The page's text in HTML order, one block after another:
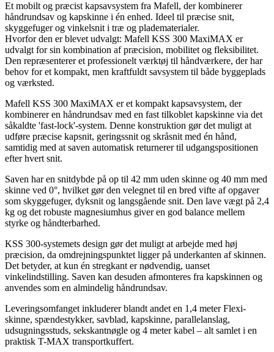
Et mobilt og præcist kapsavsystem fra Mafell, der kombinerer
håndrundsav og kapskinne i én enhed. Ideel til præcise snit,
skyggefuger og vinkelsnit i træ og pladematerialer.
Hvorfor den er blevet udvalgt: Mafell KSS 300 MaxiMAX er
udvalgt for sin kombination af præcision, mobilitet og fleksibilitet.
Den repræsenterer et professionelt værktøj til håndværkere, der har
behov for et kompakt, men kraftfuldt savsystem til både byggeplads
og værksted.
Mafell KSS 300 MaxiMAX er et kompakt kapsavsystem, der
kombinerer en håndrundsav med en fast tilkoblet kapskinne via det
såkaldte 'fast-lock'-system. Denne konstruktion gør det muligt at
udføre præcise kapsnit, geringssnit og skråsnit med én hånd,
samtidig med at saven automatisk returnerer til udgangspositionen
efter hvert snit.
Saven har en snitdybde på op til 42 mm uden skinne og 40 mm med
skinne ved 0°, hvilket gør den velegnet til en bred vifte af opgaver
som skyggefuger, dyksnit og langsgående snit. Den lave vægt på 2,4
kg og det robuste magnesiumhus giver en god balance mellem
styrke og håndterbarhed.
KSS 300-systemets design gør det muligt at arbejde med høj
præcision, da omdrejningspunktet ligger på underkanten af skinnen.
Det betyder, at kun én stregkant er nødvendig, uanset
vinkelindstilling. Saven kan desuden afmonteres fra kapskinnen og
anvendes som en almindelig håndrundsav.
Leveringsomfanget inkluderer blandt andet en 1,4 meter Flexi-
skinne, spændestykker, savblad, kapskinne, parallelanslag,
udsugningsstuds, sekskantnøgle og 4 meter kabel – alt samlet i en
praktisk T-MAX transportkuffert.